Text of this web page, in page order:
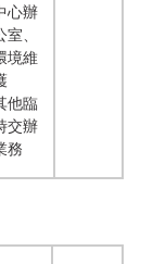
心辦
室、
境維
他臨
交辦
務